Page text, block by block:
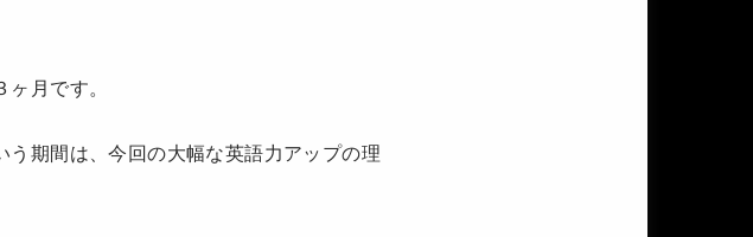
月です。
期間は、今回の大幅な英語力アップの理